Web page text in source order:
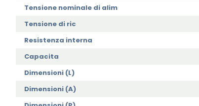
Tensione nominale di alim
Tensione di ric
Resistenza interna
Capacita
Dimensioni (L)
Dimensioni (A)